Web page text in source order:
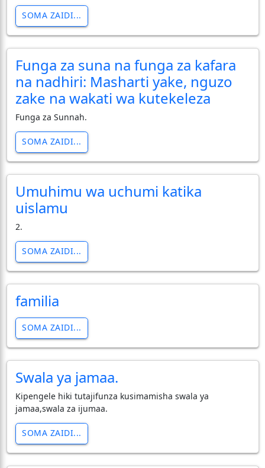
SOMA ZAIDI...
Funga za suna na funga za kafara
na nadhiri: Masharti yake, nguzo
zake na wakati wa kutekeleza
Funga za Sunnah.
SOMA ZAIDI...
Umuhimu wa uchumi katika
uislamu
2.
SOMA ZAIDI...
familia
SOMA ZAIDI...
Swala ya jamaa.
Kipengele hiki tutajifunza kusimamisha swala ya
jamaa,swala za ijumaa.
SOMA ZAIDI...